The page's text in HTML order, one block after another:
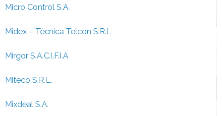
Micro Control S.A.
Midex – Técnica Telcon S.R.L
Mirgor S.A.C.I.F.I.A
Miteco S.R.L.
Mixdeal S.A.